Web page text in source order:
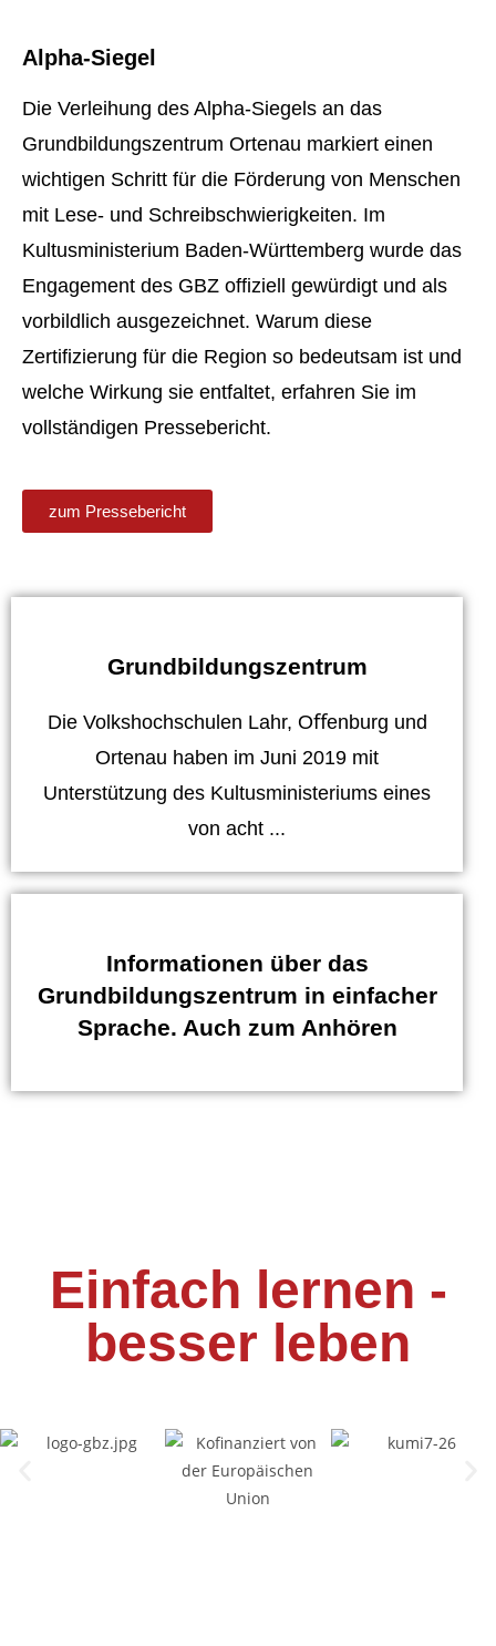
Alpha-Siegel
Die Verleihung des Alpha-Siegels an das
Grundbildungszentrum Ortenau markiert einen
wichtigen Schritt für die Förderung von Menschen
mit Lese- und Schreibschwierigkeiten. Im
Kultusministerium Baden-Württemberg wurde das
Engagement des GBZ offiziell gewürdigt und als
vorbildlich ausgezeichnet. Warum diese
Zertifizierung für die Region so bedeutsam ist und
welche Wirkung sie entfaltet, erfahren Sie im
vollständigen Pressebericht.
zum Pressebericht
Grundbildungszentrum
Die Volkshochschulen Lahr, Oﬀenburg und
Ortenau haben im Juni 2019 mit
Unterstützung des Kultusministeriums eines
von acht ...
Informationen über das
Grundbildungszentrum in einfacher
Sprache. Auch zum Anhören
Einfach lernen -
besser leben